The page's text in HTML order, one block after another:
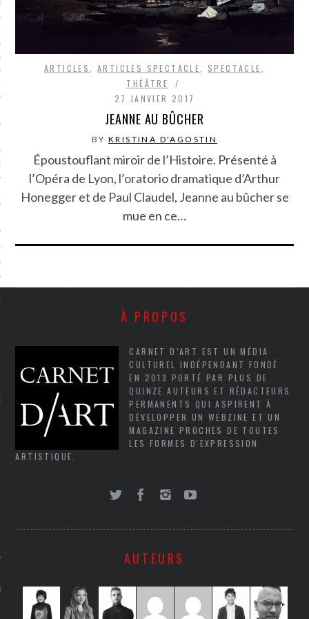
GUERRE
EN VOD
ARTICLES ARTICLES SPECTACLE SPECTACLE
THÉÂTRE
27 JANVIER 2017
JEANNE AU BÛCHER
BY KRISTINA D'AGOSTIN
Époustouflant miroir de l’Histoire. Présenté à
l’Opéra de Lyon, l’oratorio dramatique d’Arthur
Honegger et de Paul Claudel, Jeanne au bûcher se
mue en ce…
À PROPOS
CARNET D’ART EST UN MÉDIA
CULTUREL INDÉPENDANT FONDÉ
EN 2013 PORTÉ PAR PLUS DE
QUINZE AUTEURS ET RÉDACTEURS
PERMANENTS QUI ASPIRENT À
DÉVELOPPER UN WEBZINE ET UN
MAGAZINE PROCHES DE TOUTES
LES FORMES D'EXPRESSION
ARTISTIQUE.
AUTEURS